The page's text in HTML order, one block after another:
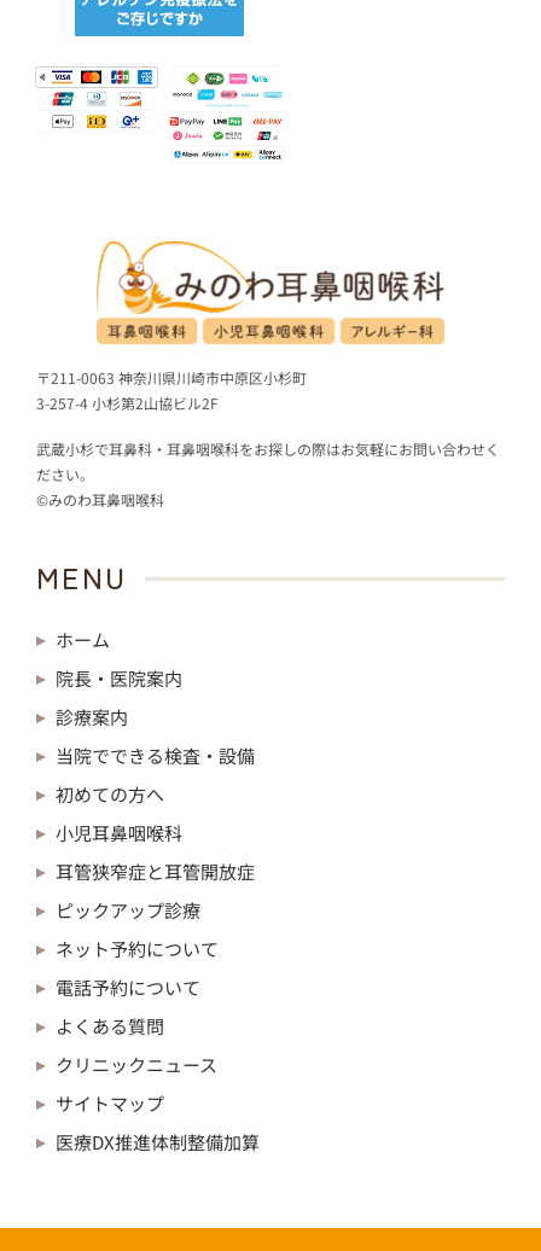
〒211-0063 神奈川県川崎市中原区小杉町
3-257-4 小杉第2山協ビル2F
武蔵小杉で耳鼻科・耳鼻咽喉科をお探しの際はお気軽にお問い合わせく
ださい。
©みのわ耳鼻咽喉科
MENU
ホーム
院長・医院案内
診療案内
当院でできる検査・設備
初めての方へ
小児耳鼻咽喉科
耳管狭窄症と耳管開放症
ピックアップ診療
ネット予約について
電話予約について
よくある質問
クリニックニュース
サイトマップ
医療DX推進体制整備加算